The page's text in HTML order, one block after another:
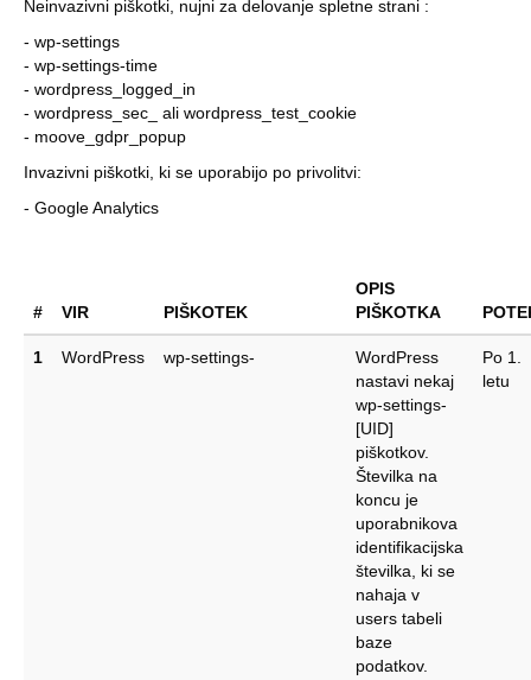
Neinvazivni piškotki, nujni za delovanje spletne strani :
- wp-settings
- wp-settings-time
- wordpress_logged_in
- wordpress_sec_ ali wordpress_test_cookie
- moove_gdpr_popup
Invazivni piškotki, ki se uporabijo po privolitvi:
- Google Analytics
# VIR PIŠKOTEK
OPIS
PIŠKOTKA
1 WordPress wp-settings-
WordPress
nastavi nekaj
wp-settings-
[UID]
piškotkov.
Številka na
koncu je
uporabnikova
identifikacijska
številka, ki se
nahaja v
users tabeli
baze
podatkov.
Po 1.
letu